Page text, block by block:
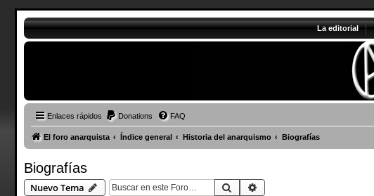
La editorial
Enlaces rápidos Donations FAQ
El foro anarquista Índice general Historia del anarquismo Biografías
Biografías
Nuevo Tema Buscar